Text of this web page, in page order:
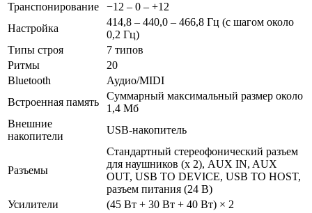
Транспонирование
−12 – 0 – +12
Настройка
414,8 – 440,0 – 466,8 Гц (с шагом около
0,2 Гц)
Типы строя
7 типов
Ритмы
20
Bluetooth
Аудио/MIDI
Встроенная память
Суммарный максимальный размер около
1,4 Мб
Внешние
накопители
USB-накопитель
Разъемы
Стандартный стереофонический разъем
для наушников (x 2), AUX IN, AUX
OUT, USB TO DEVICE, USB TO HOST,
разъем питания (24 В)
Усилители
(45 Вт + 30 Вт + 40 Вт) × 2